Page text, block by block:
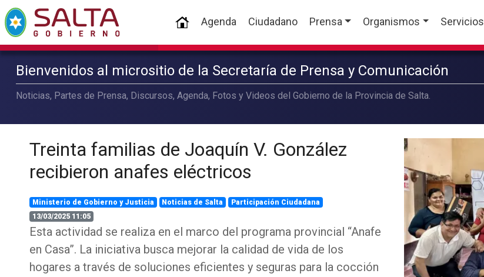
(current)
Agenda Ciudadano Prensa Organismos Servicios
Bienvenidos al micrositio de la Secretaría de Prensa y Comunicación
Noticias, Partes de Prensa, Discursos, Agenda, Fotos y Videos del Gobierno de la Provincia de Salta.
Treinta familias de Joaquín V. González
recibieron anafes eléctricos
Ministerio de Gobierno y Justicia Noticias de Salta
Participación Ciudadana
13/03/2025 11:05
Esta actividad se realiza en el marco del programa provincial “Anafe
en Casa”. La iniciativa busca mejorar la calidad de vida de los
hogares a través de soluciones eficientes y seguras para la cocción